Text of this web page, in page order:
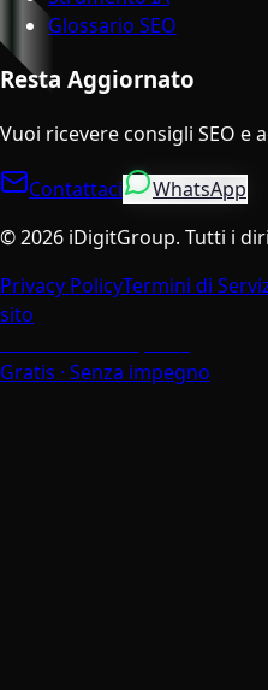
Glossario SEO
Resta Aggiornato
Vuoi ricevere consigli SEO e
Contattaci
WhatsApp
©2026 iDigitGroup. Tutti i
Privacy PolicyTermini di
sito
Gratis · Senza impegno